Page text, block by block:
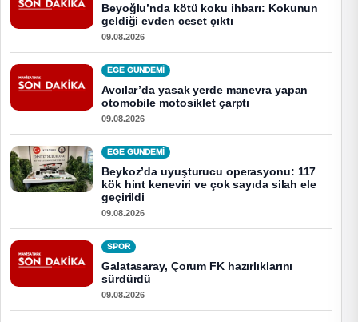
Beyoğlu’nda kötü koku ihbarı: Kokunun
geldiği evden ceset çıktı
09.08.2026
EGE GUNDEMİ
Avcılar’da yasak yerde manevra yapan
otomobile motosiklet çarptı
09.08.2026
EGE GUNDEMİ
Beykoz’da uyuşturucu operasyonu: 117
kök hint keneviri ve çok sayıda silah ele
geçirildi
09.08.2026
SPOR
Galatasaray, Çorum FK hazırlıklarını
sürdürdü
09.08.2026